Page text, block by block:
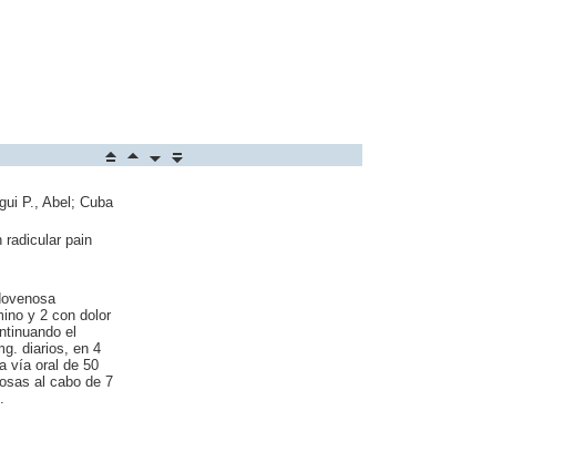
P., Abel; Cuba
radicular pain
y 2 con dolor
el
diarios, en 4
vía oral de 50
al cabo de 7